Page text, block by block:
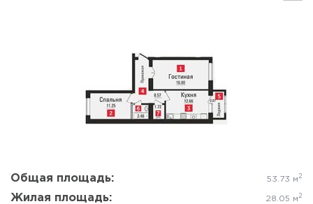
Общая площадь: 53.73 м 2
Жилая площадь: 28.05 м 2
Да, удалить